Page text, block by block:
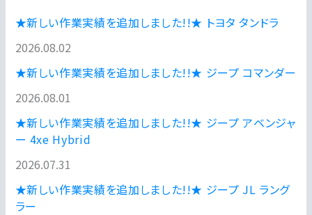
★新しい作業実績を追加しました!!★ トヨタ タンドラ
2026.08.02
★新しい作業実績を追加しました!!★ ジープ コマンダー
2026.08.01
★新しい作業実績を追加しました!!★ ジープ アベンジャ
ー 4xe Hybrid
2026.07.31
★新しい作業実績を追加しました!!★ ジープ JL ラング
ラー